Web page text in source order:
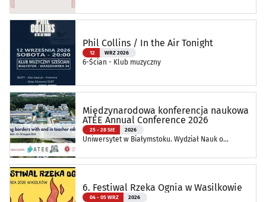
Phil Collins / In the Air Tonight
12 WRZ 2026
6-Ścian - Klub muzyczny
Międzynarodowa konferencja naukowa
ATEE Annual Conference 2026
25 - 28 SIE 2026
Uniwersytet w Białymstoku. Wydział Nauk o
6. Festiwal Rzeka Ognia w Wasilkowie
04 - 05 WRZ 2026